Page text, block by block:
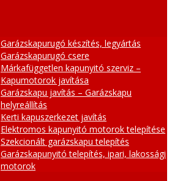
Garázskapurugó készítés, legyártás
Garázskapurugó csere
Márkafüggetlen kapunyitó szerviz –
Kapumotorok javítása
Garázskapu javítás – Garázskapu
helyreállítás
Kerti kapuszerkezet javítás
Elektromos kapunyitó motorok telepítése
Szekcionált garázskapu telepítés
Garázskapunyitó telepítés, ipari, lakossági
motorok